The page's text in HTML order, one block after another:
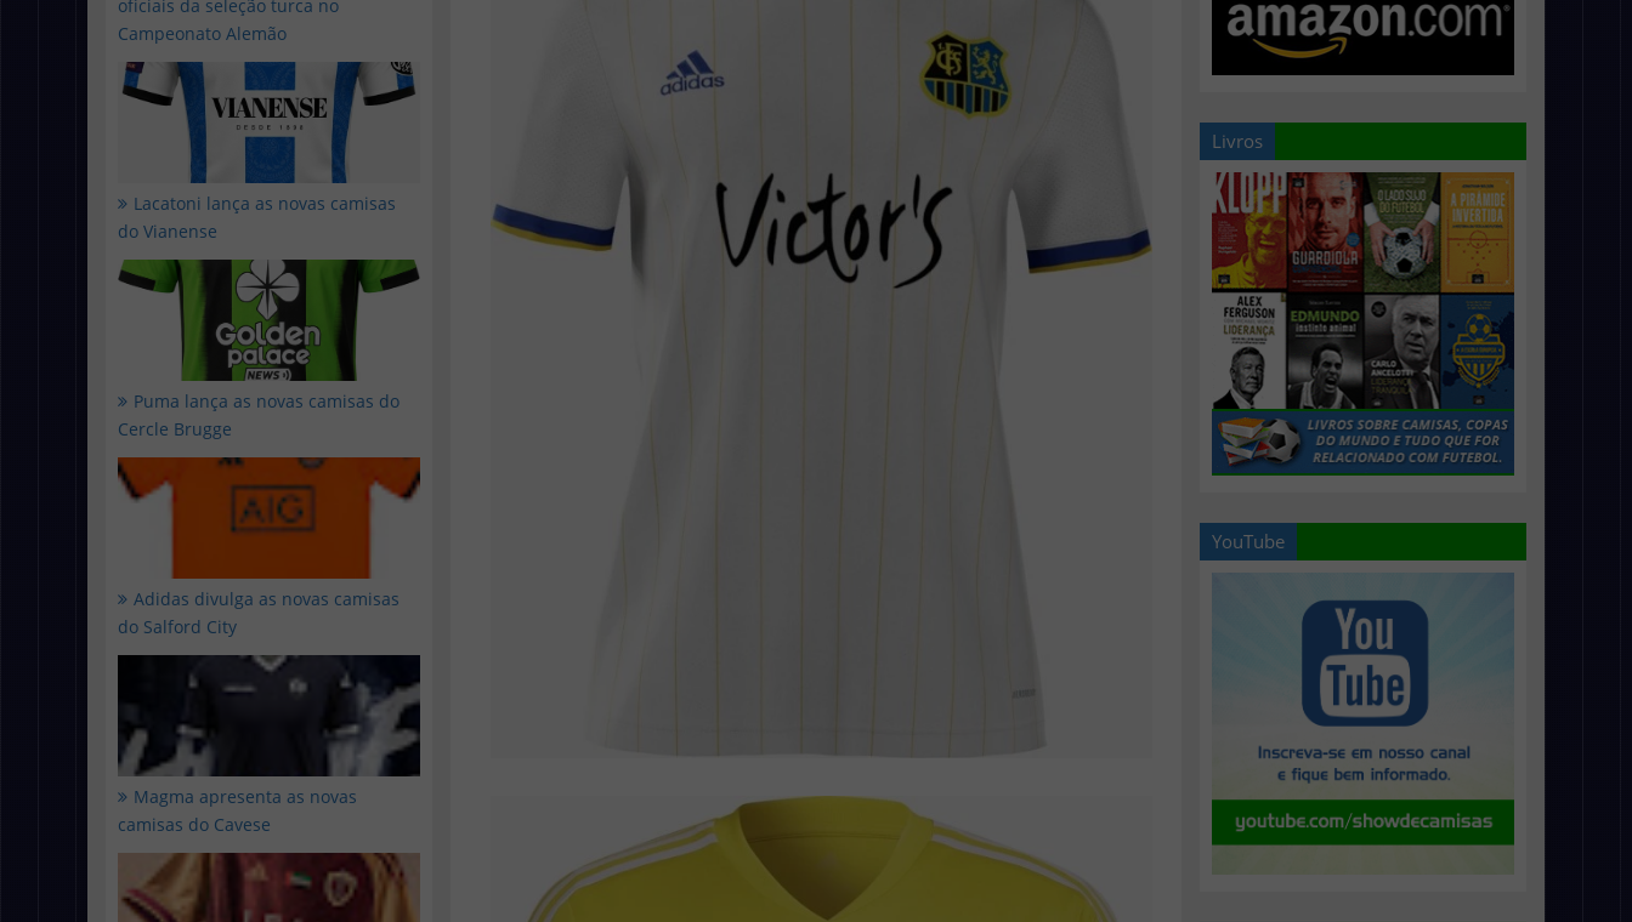
oficiais da seleção turca no
Campeonato Alemão
Lacatoni lança as novas camisas
do Vianense
Puma lança as novas camisas do
Cercle Brugge
Adidas divulga as novas camisas
do Salford City
Magma apresenta as novas
camisas do Cavese
Livros
YouTube